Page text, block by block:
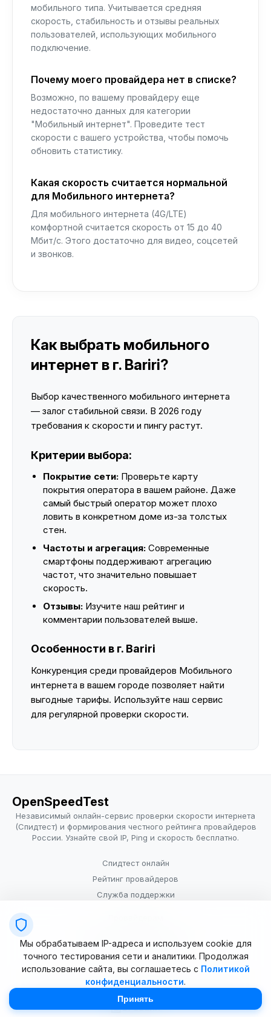
мобильного типа. Учитывается средняя
скорость, стабильность и отзывы реальных
пользователей, использующих мобильного
подключение.
Почему моего провайдера нет в списке?
Возможно, по вашему провайдеру еще
недостаточно данных для категории
"Мобильный интернет". Проведите тест
скорости с вашего устройства, чтобы помочь
обновить статистику.
Какая скорость считается нормальной
для Мобильного интернета?
Для мобильного интернета (4G/LTE)
комфортной считается скорость от 15 до 40
Мбит/с. Этого достаточно для видео, соцсетей
и звонков.
Как выбрать мобильного
интернет в г. Bariri?
Выбор качественного мобильного интернета
— залог стабильной связи. В 2026 году
требования к скорости и пингу растут.
Критерии выбора:
Покрытие сети: Проверьте карту
покрытия оператора в вашем районе. Даже
самый быстрый оператор может плохо
ловить в конкретном доме из-за толстых
стен.
Частоты и агрегация: Современные
смартфоны поддерживают агрегацию
частот, что значительно повышает
скорость.
Отзывы: Изучите наш рейтинг и
комментарии пользователей выше.
Особенности в г. Bariri
Конкуренция среди провайдеров Мобильного
интернета в вашем городе позволяет найти
выгодные тарифы. Используйте наш сервис
для регулярной проверки скорости.
OpenSpeedTest
Независимый онлайн-сервис проверки скорости интернета
(Спидтест) и формирования честного рейтинга провайдеров
России. Узнайте свой IP, Ping и скорость бесплатно.
Спидтест онлайн
Рейтинг провайдеров
Служба поддержки
Условия использования
© 2025–2026 OpenSpeedTest (ИП Долматова В.В.). Все права
Мы обрабатываем IP-адреса и используем cookie для
точного тестирования сети и аналитики. Продолжая
использование сайта, вы соглашаетесь с Политикой
конфиденциальности.
Принять